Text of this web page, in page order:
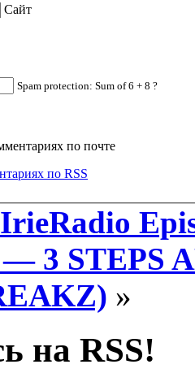
Сайт
Spam protection: Sum of 6 + 8 ?
по почте
по RSS
3 STEPS
»
на RSS!